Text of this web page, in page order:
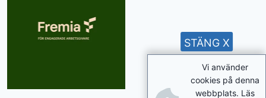
Vi använder
cookies på denna
webbplats. Läs
STÄNG X